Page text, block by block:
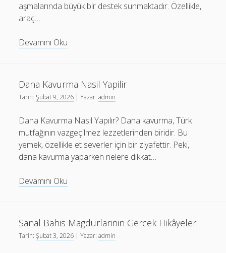
aşmalarında büyük bir destek sunmaktadır. Özellikle,
araç…
Devamını Oku
Kurtarma
Hizmeti
Dana Kavurma Nasil Yapilir
Tarih:Şubat 9, 2026 | Yazar:admin
Dana Kavurma Nasıl Yapılır? Dana kavurma, Türk
mutfağının vazgeçilmez lezzetlerinden biridir. Bu
yemek, özellikle et severler için bir ziyafettir. Peki,
dana kavurma yaparken nelere dikkat…
Devamını Oku
Sanal Bahis Magdurlarinin Gercek Hikâyeleri
Tarih:Şubat 3, 2026 | Yazar:admin